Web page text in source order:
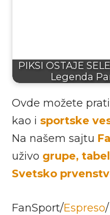
PIKSI OSTAJE
Legenda
Ovde možete
kao i sportske
Na našem sajtu
uživo grupe,
Svetsko
FanSport/Espreso/